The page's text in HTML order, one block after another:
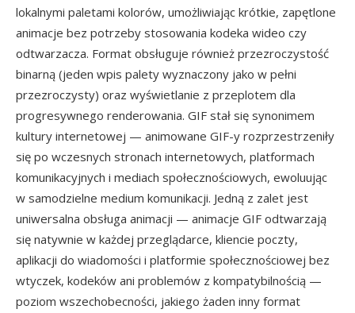
lokalnymi paletami kolorów, umożliwiając krótkie, zapętlone
animacje bez potrzeby stosowania kodeka wideo czy
odtwarzacza. Format obsługuje również przezroczystość
binarną (jeden wpis palety wyznaczony jako w pełni
przezroczysty) oraz wyświetlanie z przeplotem dla
progresywnego renderowania. GIF stał się synonimem
kultury internetowej — animowane GIF-y rozprzestrzeniły
się po wczesnych stronach internetowych, platformach
komunikacyjnych i mediach społecznościowych, ewoluując
w samodzielne medium komunikacji. Jedną z zalet jest
uniwersalna obsługa animacji — animacje GIF odtwarzają
się natywnie w każdej przeglądarce, kliencie poczty,
aplikacji do wiadomości i platformie społecznościowej bez
wtyczek, kodeków ani problemów z kompatybilnością —
poziom wszechobecności, jakiego żaden inny format